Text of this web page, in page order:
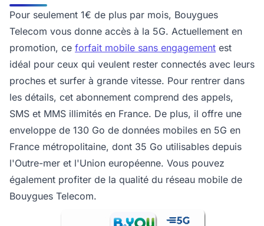
Pour seulement 1€ de plus par mois, Bouygues
Telecom vous donne accès à la 5G. Actuellement en
promotion, ce forfait mobile sans engagement est
idéal pour ceux qui veulent rester connectés avec leurs
proches et surfer à grande vitesse. Pour rentrer dans
les détails, cet abonnement comprend des appels,
SMS et MMS illimités en France. De plus, il offre une
enveloppe de 130 Go de données mobiles en 5G en
France métropolitaine, dont 35 Go utilisables depuis
l'Outre-mer et l'Union européenne. Vous pouvez
également profiter de la qualité du réseau mobile de
Bouygues Telecom.